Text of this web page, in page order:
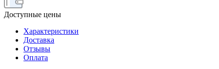
Доступные цены
Характеристики
Доставка
Отзывы
Оплата